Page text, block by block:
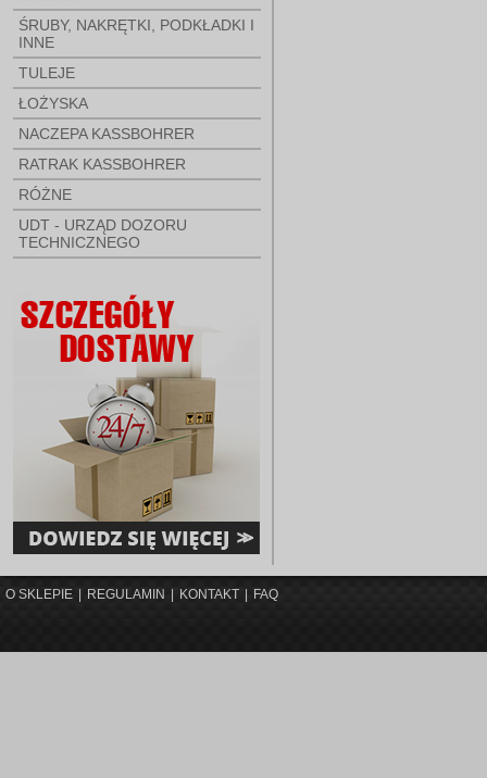
ŚRUBY, NAKRĘTKI, PODKŁADKI I
INNE
TULEJE
ŁOŻYSKA
NACZEPA KASSBOHRER
RATRAK KASSBOHRER
RÓŻNE
UDT - URZĄD DOZORU
TECHNICZNEGO
O SKLEPIE REGULAMIN KONTAKT FAQ